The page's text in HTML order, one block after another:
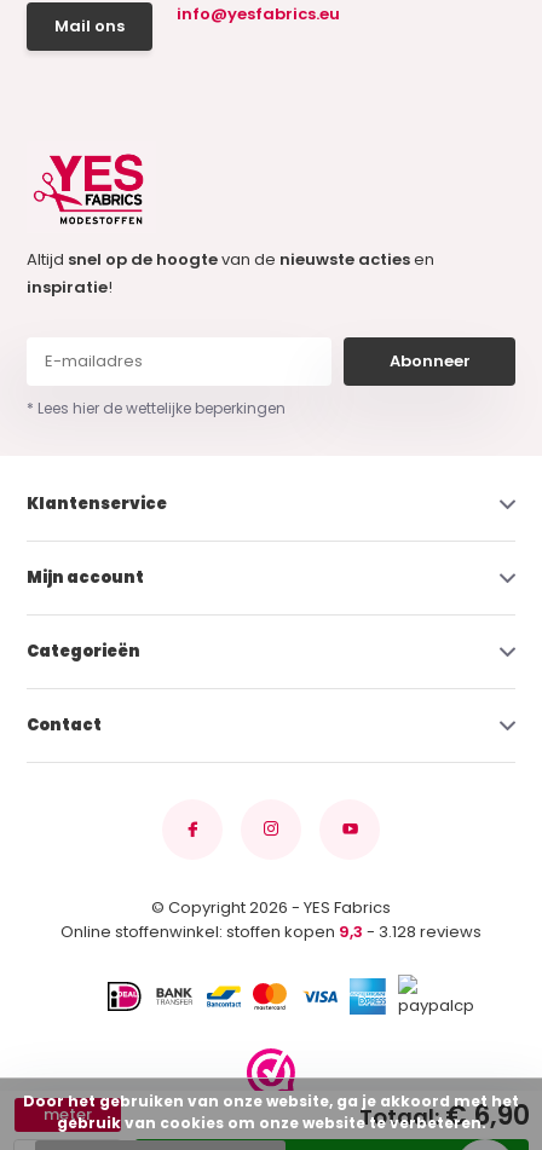
meter Totaal:€ 6,90
Mail ons
info@yesfabrics.eu
Altijd snel op de hoogtevan de nieuwste actiesen
inspiratie!
Abonneer
* Lees hier de wettelijke beperkingen
Klantenservice
Mijn account
Categorieën
Contact
© Copyright 2026 - YES Fabrics
Online stoffenwinkel: stoffen kopen 9,3 - 3.128 reviews
Door het gebruiken van onze website, ga je akkoord met het
gebruik van cookies om onze website te verbeteren.